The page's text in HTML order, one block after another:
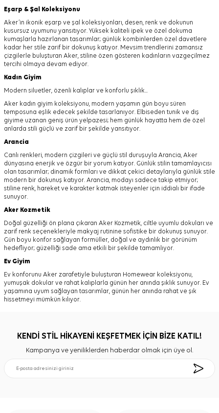
Eşarp & Şal Koleksiyonu
Aker’in ikonik eşarp ve şal koleksiyonları, desen, renk ve dokunun
kusursuz uyumunu yansıtıyor. Yüksek kaliteli ipek ve özel dokuma
kumaşlarla hazırlanan tasarımlar; günlük kombinlerden özel davetlere
kadar her stile zarif bir dokunuş katıyor. Mevsim trendlerini zamansız
çizgilerle buluşturan Aker, stiline özen gösteren kadınların vazgeçilmez
tercihi olmaya devam ediyor.
Kadın Giyim
Modern siluetler, özenli kalıplar ve konforlu şıklık...
Aker kadın giyim koleksiyonu, modern yaşamın gün boyu süren
temposuna eşlik edecek şekilde tasarlanıyor. Elbiseden tunik ve dış
giyime uzanan geniş ürün yelpazesi; hem günlük hayatta hem de özel
anlarda stili güçlü ve zarif bir şekilde yansıtıyor.
Arancia
Canlı renkleri, modern çizgileri ve güçlü stil duruşuyla Arancia, Aker
dünyasına enerjik ve özgür bir yorum katıyor. Günlük stilin tamamlayıcısı
olan tasarımlar; dinamik formları ve dikkat çekici detaylarıyla günlük stile
modern bir dokunuş katıyor. Arancia, modayı sadece takip etmiyor;
stiline renk, hareket ve karakter katmak isteyenler için iddialı bir ifade
sunuyor.
Aker Kozmetik
Doğal güzelliği ön plana çıkaran Aker Kozmetik, ciltle uyumlu dokuları ve
zarif renk seçenekleriyle makyaj rutinine sofistike bir dokunuş sunuyor.
Gün boyu konfor sağlayan formüller, doğal ve aydınlık bir görünüm
hedefliyor; güzelliği sade ama etkili bir şekilde tamamlıyor.
Ev Giyim
Ev konforunu Aker zarafetiyle buluşturan Homewear koleksiyonu,
yumuşak dokular ve rahat kalıplarla günün her anında şıklık sunuyor. Ev
yaşamına uyum sağlayan tasarımlar, günün her anında rahat ve şık
hissetmeyi mümkün kılıyor.
KENDİ STİL HİKAYENİ KEŞFETMEK İÇİN BİZE KATIL!
Kampanya ve yeniliklerden haberdar olmak için üye ol.